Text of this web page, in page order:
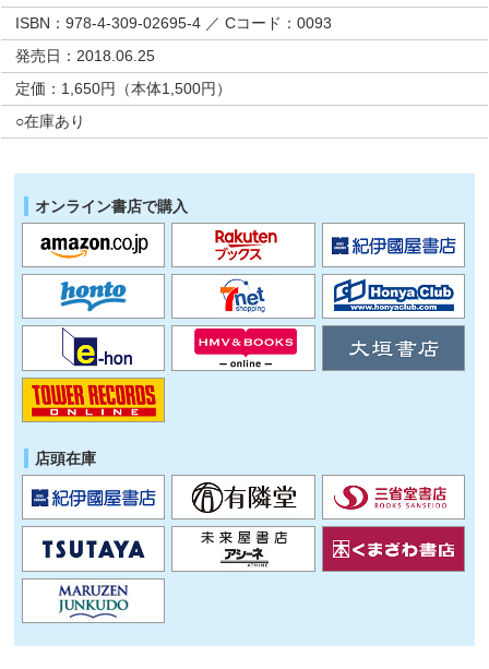
ISBN：978-4-309-02695-4 ／ Cコード：0093
発売日：2018.06.25
定価：1,650円（本体1,500円）
○在庫あり
オンライン書店で購入
店頭在庫